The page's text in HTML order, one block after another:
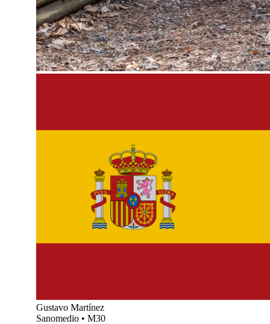
Gustavo Martínez
Sanomedio • M30